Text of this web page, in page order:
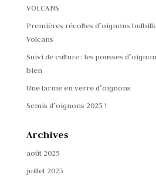
VOLCANS
Premières récoltes d’oignons
Volcans
Suivi de culture : les pousses
bien
Une larme en verre d’oignons
Semis d’oignons 2025 !
Archives
août 2025
juillet 2025